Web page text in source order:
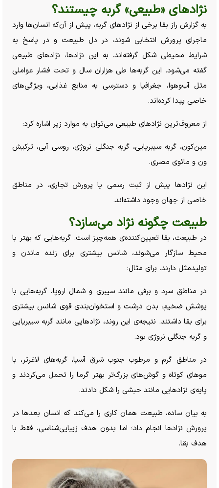
نژاد‌های «طبیعی» گربه چیستند؟
به گزارش راز بقا برخی از نژاد‌های گربه، پیش از آن‌که انسان‌ها وارد
ماجرای پرورش انتخابی شوند، در دل طبیعت و در پاسخ به
شرایط محیطی شکل گرفته‌اند. به این نژادها، نژاد‌های طبیعی
گفته می‌شود. این گربه‌ها طی هزاران سال و تحت فشار عواملی
مثل آب‌وهوا، جغرافیا و دسترسی به منابع غذایی، ویژگی‌های
خاصی پیدا کرده‌اند.
از معروف‌ترین نژاد‌های طبیعی می‌توان به موارد زیر اشاره کرد:
مین‌کون، گربه سیبریایی، گربه جنگلی نروژی، روسی آبی، ترکیش
ون و مائوی مصری.
این نژاد‌ها پیش از ثبت رسمی یا پرورش تجاری، در مناطق
خاصی از جهان وجود داشته‌اند.
طبیعت چگونه نژاد می‌سازد؟
در طبیعت، بقا تعیین‌کننده‌ی همه‌چیز است. گربه‌هایی که بهتر با
محیط سازگار می‌شوند، شانس بیشتری برای زنده ماندن و
تولیدمثل دارند. برای مثال:
در مناطق سرد و برفی مانند سیبری و شمال اروپا، گربه‌هایی با
پوشش ضخیم، بدن درشت و استخوان‌بندی قوی شانس بیشتری
برای بقا داشتند. نتیجه‌ی این روند، نژاد‌هایی مانند گربه سیبریایی
و گربه جنگلی نروژی بود.
در مناطق گرم و مرطوب جنوب شرق آسیا، گربه‌های لاغرتر، با
مو‌های کوتاه و گوش‌های بزرگ‌تر بهتر گرما را تحمل می‌کردند و
پایه‌ی نژاد‌هایی مانند حبشی را شکل دادند.
به بیان ساده، طبیعت همان کاری را می‌کند که انسان بعد‌ها در
پرورش نژاد‌ها انجام داد؛ اما بدون هدف زیبایی‌شناسی، فقط با
هدف بقا.